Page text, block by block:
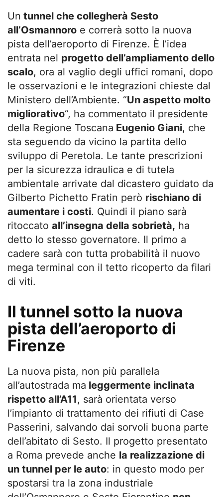
Un tunnel che collegherà Sesto
all’Osmannoro e correrà sotto la nuova
pista dell’aeroporto di Firenze. È l’idea
entrata nel progetto dell’ampliamento dello
scalo, ora al vaglio degli uffici romani, dopo
le osservazioni e le integrazioni chieste dal
Ministero dell’Ambiente. “Un aspetto molto
migliorativo“, ha commentato il presidente
della Regione Toscana Eugenio Giani, che
sta seguendo da vicino la partita dello
sviluppo di Peretola. Le tante prescrizioni
per la sicurezza idraulica e di tutela
ambientale arrivate dal dicastero guidato da
Gilberto Pichetto Fratin però rischiano di
aumentare i costi. Quindi il piano sarà
ritoccato all’insegna della sobrietà, ha
detto lo stesso governatore. Il primo a
cadere sarà con tutta probabilità il nuovo
mega terminal con il tetto ricoperto da filari
di viti.
Il tunnel sotto la nuova
pista dell’aeroporto di
Firenze
La nuova pista, non più parallela
all’autostrada ma leggermente inclinata
rispetto all’A11, sarà orientata verso
l’impianto di trattamento dei rifiuti di Case
Passerini, salvando dai sorvoli buona parte
dell’abitato di Sesto. Il progetto presentato
a Roma prevede anche la realizzazione di
un tunnel per le auto: in questo modo per
spostarsi tra la zona industriale